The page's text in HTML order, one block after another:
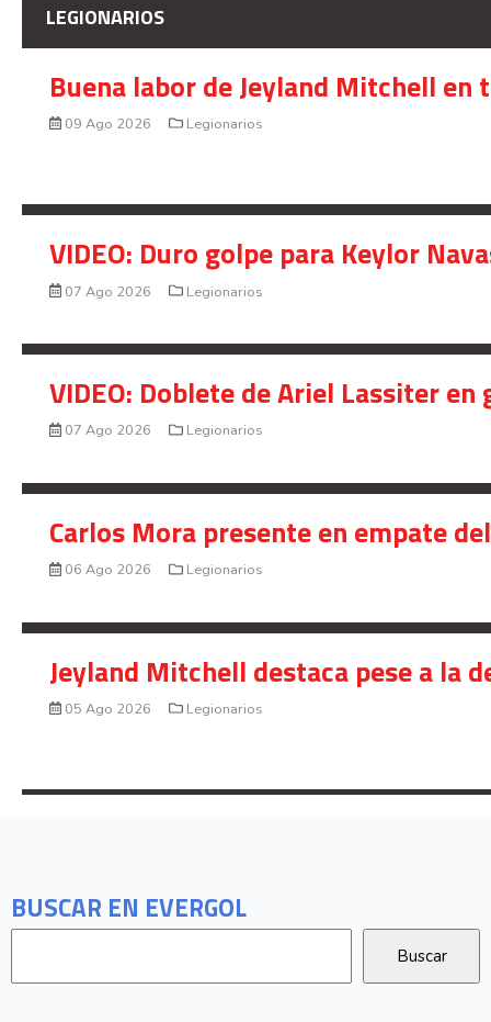
BUSCAR EN EVERGOL
LEGIONARIOS
Buena labor de Jeyland Mitchell
09 Ago 2026 Legionarios
VIDEO: Duro golpe para Keylor
07 Ago 2026 Legionarios
VIDEO: Doblete de Ariel Lassiter
07 Ago 2026 Legionarios
Carlos Mora presente en empate
06 Ago 2026 Legionarios
Jeyland Mitchell destaca pese a la
05 Ago 2026 Legionarios